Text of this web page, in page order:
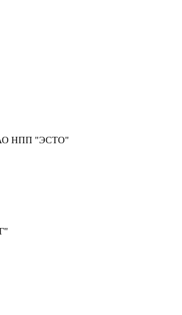
НПП "ЭСТО"